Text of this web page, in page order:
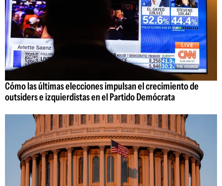
Cómo las últimas elecciones impulsan el crecimiento de
outsiders e izquierdistas en el Partido Demócrata